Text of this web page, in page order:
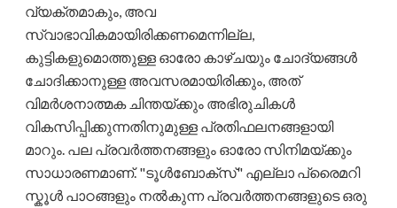
വ്യക്തമാകും, അവ
സ്വാഭാവികമായിരിക്കണമെന്നില്ല,
കുട്ടികളുമൊത്തുള്ള ഓരോ കാഴ്ചയും ചോദ്യങ്ങൾ
ചോദിക്കാനുള്ള അവസരമായിരിക്കും, അത്
വിമർശനാത്മക ചിന്തയ്ക്കും അഭിരുചികൾ
വികസിപ്പിക്കുന്നതിനുമുള്ള പ്രതിഫലനങ്ങളായി
മാറും. പല പ്രവർത്തനങ്ങളും ഓരോ സിനിമയ്ക്കും
സാധാരണമാണ്. "ടൂൾബോക്സ്" എല്ലാ പ്രൈമറി
സ്കൂൾ പാഠങ്ങളും നൽകുന്ന പ്രവർത്തനങ്ങളുടെ ഒരു